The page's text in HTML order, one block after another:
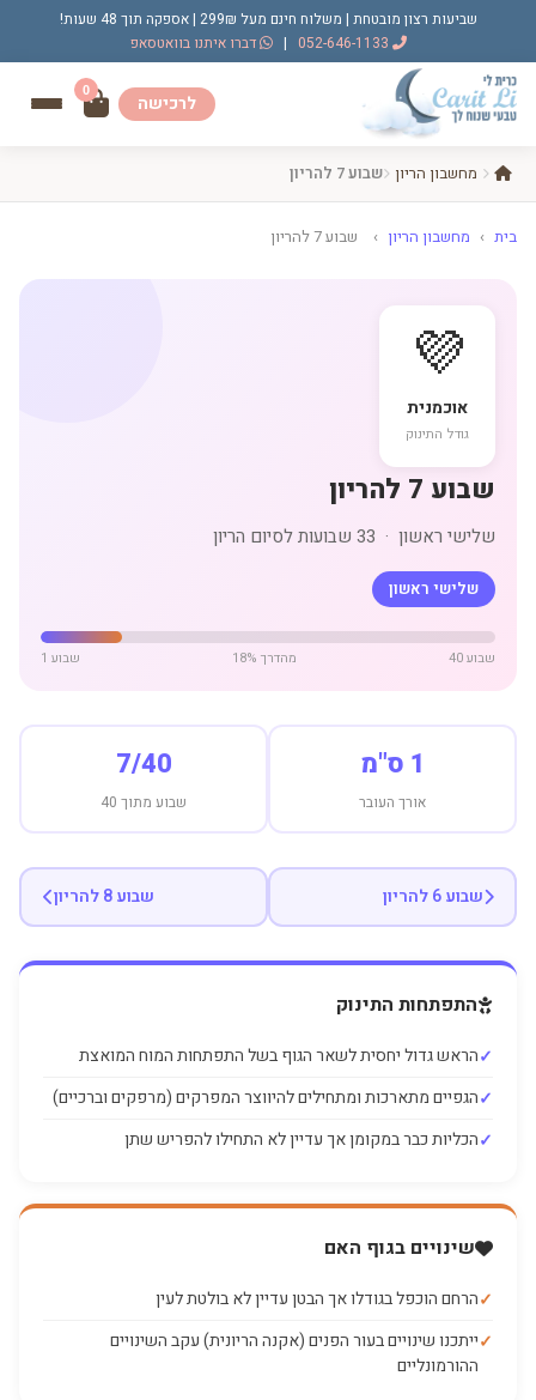
שביעות רצון מובטחת | משלוח חינם מעל 299₪ | אספקה תוך 48 שעות!
| דברו איתנו בוואטסאפ
לרכישה
0
מחשבון הריון שבוע 7 להריון
בית › מחשבון הריון › שבוע 7 להריון
שבוע 7 להריון
שלישי ראשון · 33 שבועות לסיום הריון
שלישי ראשון
💜
אוכמנית
גודל התינוק
שבוע 1 18% מהדרך שבוע 40
1 ס"מ
אורך העובר
7/40
שבוע מתוך 40
שבוע 6 להריון שבוע 8 להריון
התפתחות התינוק
הראש גדול יחסית לשאר הגוף בשל התפתחות המוח המואצת
הגפיים מתארכות ומתחילים להיווצר המפרקים (מרפקים וברכיים)
הכליות כבר במקומן אך עדיין לא התחילו להפריש שתן
שינויים בגוף האם
הרחם הוכפל בגודלו אך הבטן עדיין לא בולטת לעין
ייתכנו שינויים בעור הפנים (אקנה הריונית) עקב השינויים
ההורמונליים